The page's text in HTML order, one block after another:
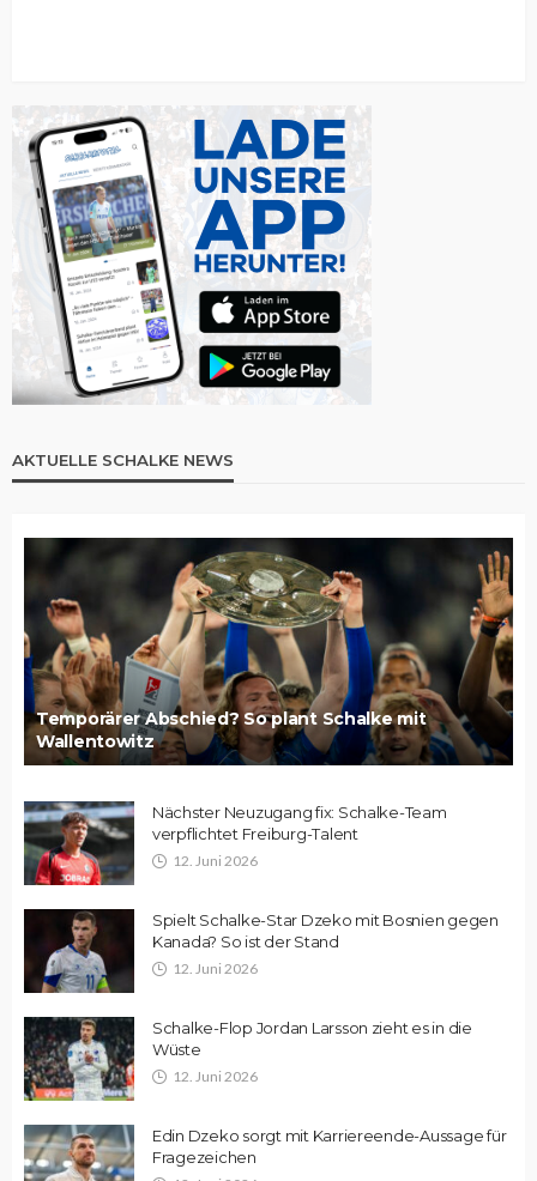
AKTUELLE SCHALKE NEWS
Temporärer Abschied? So plant Schalke mit
Wallentowitz
Nächster Neuzugang fix: Schalke-Team
verpflichtet Freiburg-Talent
12. Juni 2026
Spielt Schalke-Star Dzeko mit Bosnien gegen
Kanada? So ist der Stand
12. Juni 2026
Schalke-Flop Jordan Larsson zieht es in die
Wüste
12. Juni 2026
Edin Dzeko sorgt mit Karriereende-Aussage für
Fragezeichen